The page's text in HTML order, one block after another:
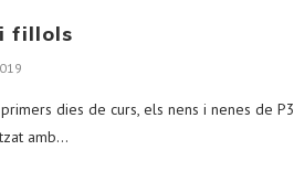
fillols
dies de curs, els nens i nenes de P3
amb…